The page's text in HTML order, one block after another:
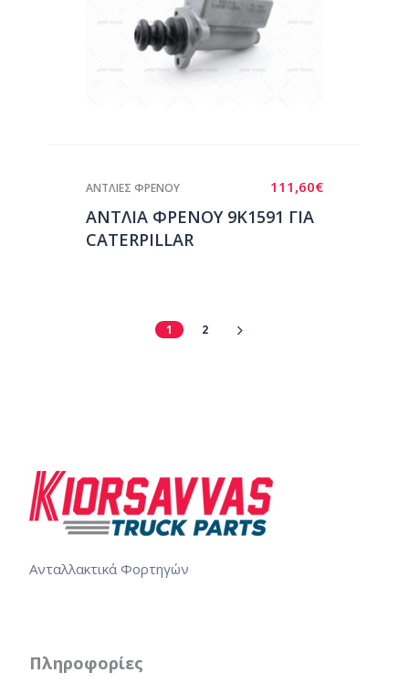
111,60€
ΑΝΤΛΙΕΣ ΦΡΕΝΟΥ
ΑΝΤΛΙΑ ΦΡΕΝΟΥ 9Κ1591 ΓΙΑ
CATERPILLAR
1 2
Ανταλλακτικά Φορτηγών
Πληροφορίες